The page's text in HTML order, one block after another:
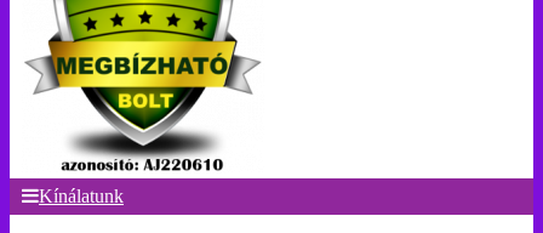
Kínálatunk